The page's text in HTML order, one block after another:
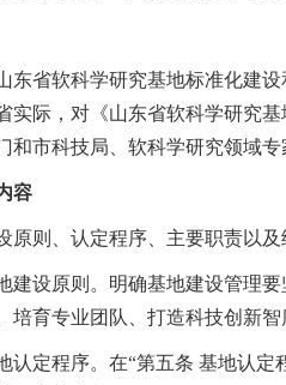
东省软科学研究基地标准化建
实际，对《山东省软科学研究
和市科技局、软科学研究领域
容
原则、认定程序、主要职责以
建设原则。明确基地建设管理
培育专业团队、打造科技创新智
认定程序。在“第五条 基地认